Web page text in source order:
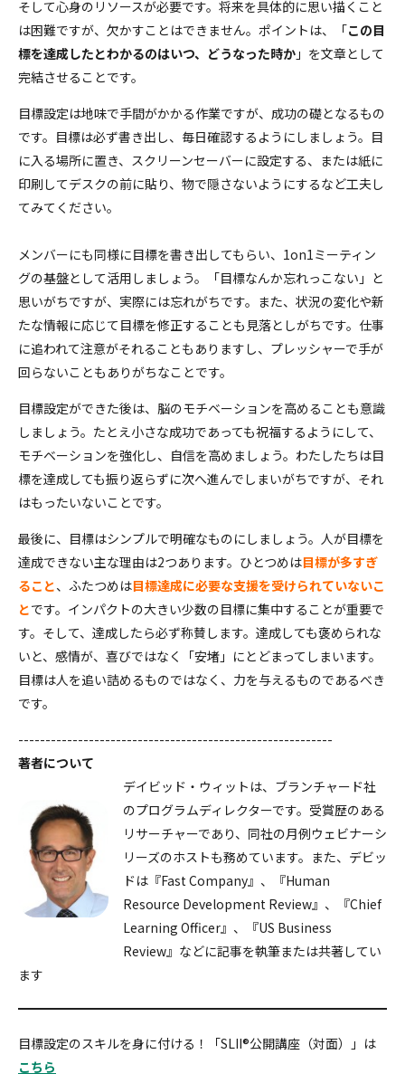
そして心身のリソースが必要です。将来を具体的に思い描くこと
は困難ですが、欠かすことはできません。ポイントは、「この目
標を達成したとわかるのはいつ、どうなった時か 」を文章として
完結させることです。
目標設定は地味で手間がかかる作業ですが、成功の礎となるもの
です。目標は必ず書き出し、毎日確認するようにしましょう。目
に入る場所に置き、スクリーンセーバーに設定する、または紙に
印刷してデスクの前に貼り、物で隠さないようにするなど工夫し
てみてください。
メンバーにも同様に目標を書き出してもらい、1on1ミーティン
グの基盤として活用しましょう。「目標なんか忘れっこない」と
思いがちですが、実際には忘れがちです。また、状況の変化や新
たな情報に応じて目標を修正することも見落としがちです。仕事
に追われて注意がそれることもありますし、プレッシャーで手が
回らないこともありがちなことです。
目標設定ができた後は、脳のモチベーションを高めることも意識
しましょう。たとえ小さな成功であっても祝福するようにして、
モチベーションを強化し、自信を高めましょう。わたしたちは目
標を達成しても振り返らずに次へ進んでしまいがちですが、それ
はもったいないことです。
最後に、目標はシンプルで明確なものにしましょう。人が目標を
達成できない主な理由は2つあります。ひとつめは目標が多すぎ
ること、ふたつめは目標達成に必要な支援を受けられていないこ
とです。インパクトの大きい少数の目標に集中することが重要で
す。そして、達成したら必ず称賛します。達成しても褒められな
いと、感情が、喜びではなく「安堵」にとどまってしまいます。
目標は人を追い詰めるものではなく、力を与えるものであるべき
です。
----------------------------------------------------------
著者について
デイビッド・ウィットは、ブランチャード社
のプログラムディレクターです。受賞歴のある
リサーチャーであり、同社の月例ウェビナーシ
リーズのホストも務めています。また、デビッ
ドは『Fast Company』、『Human
Resource Development Review』、『Chief
Learning Officer』、『US Business
Review』などに記事を執筆または共著してい
ます
目標設定のスキルを身に付ける！「SLII®公開講座（対面）」は
こちら